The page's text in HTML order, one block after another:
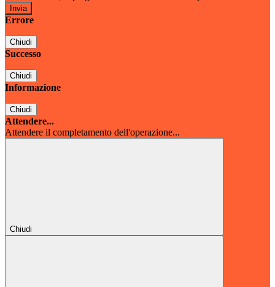
Errore
Chiudi
Successo
Chiudi
Informazione
Chiudi
Attendere...
Attendere il completamento dell'operazione...
Chiudi